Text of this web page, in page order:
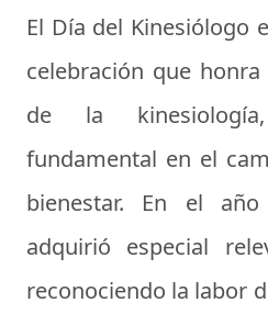
El Día del Kinesiólogo
celebración que
de la
fundamental en el
bienestar. En el
adquirió especial
reconociendo la labor